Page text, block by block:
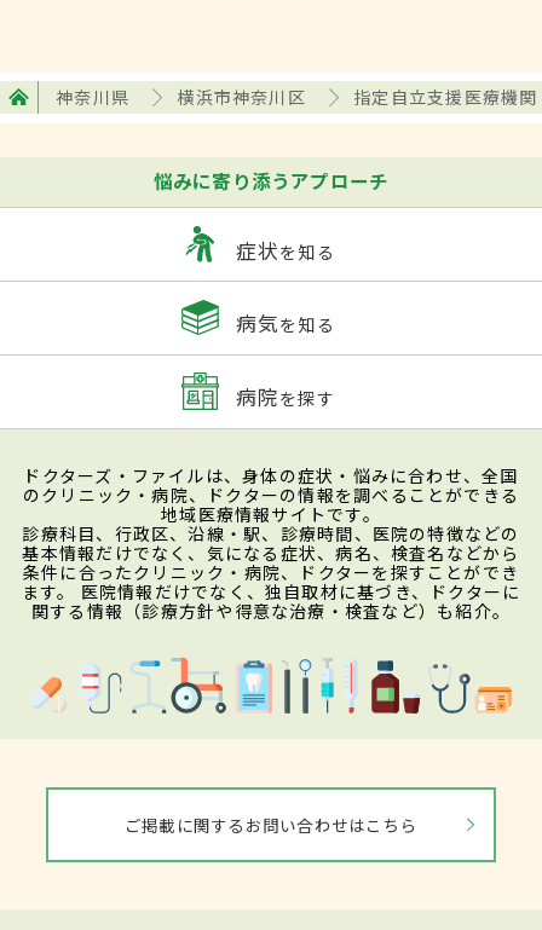
神奈川県 横浜市神奈川区 指定自立支援医療機
悩みに寄り添うアプローチ
症状を知る
病気を知る
病院を探す
ドクターズ・ファイルは、身体の症状・悩みに合わせ、全国
のクリニック・病院、ドクターの情報を調べることができる
地域医療情報サイトです。
診療科目、行政区、沿線・駅、診療時間、医院の特徴などの
基本情報だけでなく、気になる症状、病名、検査名などから
条件に合ったクリニック・病院、ドクターを探すことができ
ます。 医院情報だけでなく、独自取材に基づき、ドクターに
関する情報（診療方針や得意な治療・検査など）も紹介。
ご掲載に関するお問い合わせはこちら